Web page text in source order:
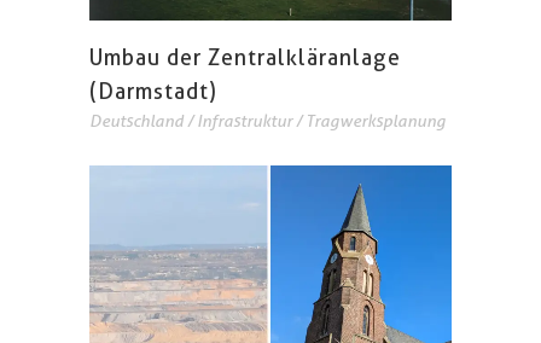
Umbau der Zentralkläranlage
(Darmstadt)
Deutschland /Infrastruktur/Tragwerksplanung